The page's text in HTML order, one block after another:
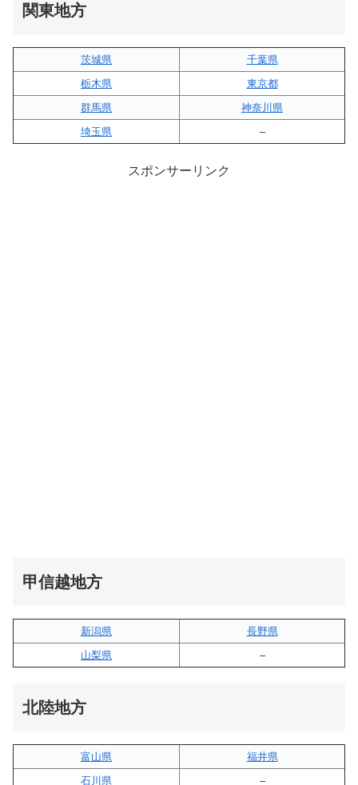
関東地方
茨城県
千葉県
栃木県
東京都
群馬県
神奈川県
埼玉県
–
スポンサーリンク
甲信越地方
新潟県
長野県
山梨県
–
北陸地方
富山県
福井県
石川県
–